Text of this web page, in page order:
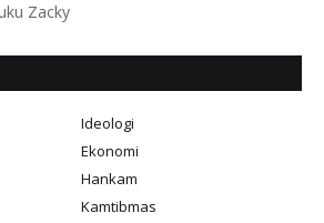
Zacky
Ideologi
Ekonomi
Hankam
Kamtibmas